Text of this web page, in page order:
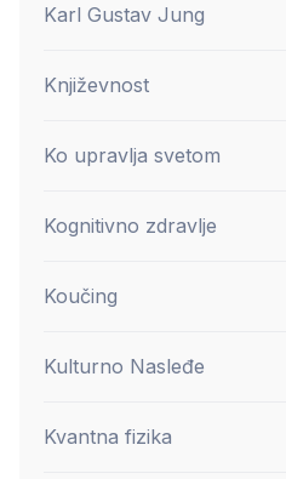
Karl Gustav Jung
Književnost
Ko upravlja svetom
Kognitivno zdravlje
Koučing
Kulturno Nasleđe
Kvantna fizika